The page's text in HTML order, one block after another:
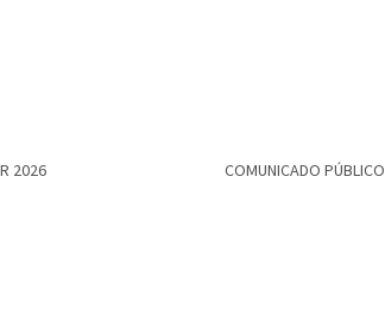
2026 COMUNICADO PÚBLICO